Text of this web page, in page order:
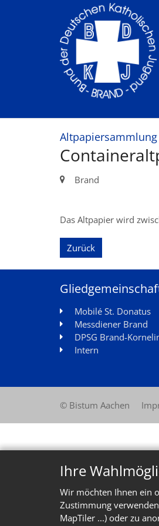
Ihre
Wir möchten Ihnen ein
Zustimmung
MapTiler ...) oder zu
Altpapiersammlung:
Ort: Brand
Das Altpapier wird
Zurück
Mobilé St. Donatus
Messdiener Brand
DPSG Brand-
Intern
© Bistum Aachen